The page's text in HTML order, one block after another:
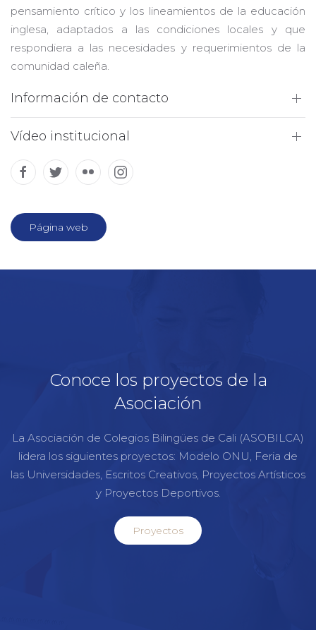
pensamiento crítico y los lineamientos de la educación
inglesa, adaptados a las condiciones locales y que
respondiera a las necesidades y requerimientos de la
comunidad caleña.
Información de contacto
Vídeo institucional
Página web
Conoce los proyectos de la
Asociación
La Asociación de Colegios Bilingües de Cali (ASOBILCA)
lidera los siguientes proyectos: Modelo ONU, Feria de
las Universidades, Escritos Creativos, Proyectos Artísticos
y Proyectos Deportivos.
Proyectos